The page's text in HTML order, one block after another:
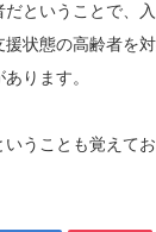
ということで、
状態の高齢者を
ります。
うことも覚えて